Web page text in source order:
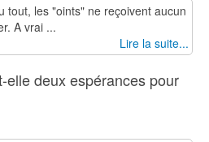
tout, les "oints" ne reçoivent aucun
A vrai ...
Lire la suite...
elle deux espérances pour